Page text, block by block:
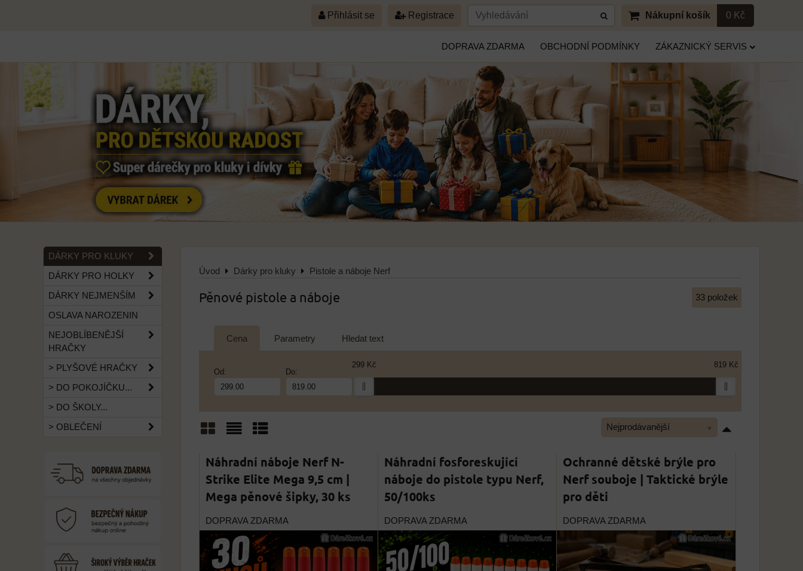
Přihlásit se Registrace Nákupní košík 0 Kč
DOPRAVA ZDARMA OBCHODNÍ PODMÍNKY ZÁKAZNICKÝ SERVIS
Úvod Dárky pro kluky Pistole a náboje Nerf
Pěnové pistole a náboje 33 položek
Cena Parametry Hledat text
Od: Do:
299 Kč 819 Kč
Nejprodávanější
Náhradní náboje Nerf N-
Strike Elite Mega 9,5 cm |
Mega pěnové šipky, 30 ks
DOPRAVA ZDARMA
Náhradní fosforeskující
náboje do pistole typu Nerf,
50/100ks
DOPRAVA ZDARMA
Ochranné dětské brýle pro
Nerf souboje | Taktické brýle
pro děti
DOPRAVA ZDARMA
DÁRKY PRO KLUKY
DÁRKY PRO HOLKY
DÁRKY NEJMENŠÍM
OSLAVA NAROZENIN
NEJOBLÍBENĚJŠÍ
HRAČKY
> PLYŠOVÉ HRAČKY
> DO POKOJÍČKU...
> DO ŠKOLY...
> OBLEČENÍ